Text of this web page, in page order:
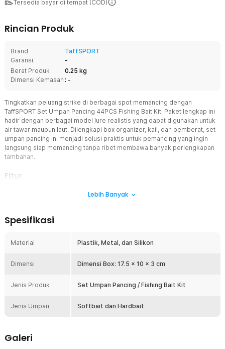
Tersedia bayar di tempat (COD)
Rincian Produk
Brand
TaffSPORT
Garansi
-
Berat Produk
0.25 kg
Dimensi Kemasan : -
Tingkatkan peluang strike di berbagai spot memancing dengan
TaffSPORT Set Umpan Pancing 44PCS Fishing Bait Kit. Paket lengkap ini
hadir dengan berbagai model lure realistis yang dapat digunakan untuk
air tawar maupun laut. Dilengkapi box organizer, kail, dan pemberat, set
umpan pancing ini menjadi solusi praktis untuk pemancing yang ingin
langsung siap memancing tanpa ribet membawa banyak perlengkapan
tambahan.
Fitur
11 Model Umpan Serbaguna
memilih umpan sesuai target ikan dan teknik memancing yang
cocok digunakan untuk memancing ikan predator kecil hingga
Desain 3D Realistis
bentuk tubuh, warna, mata, hingga gerakan ekor yang menyerupai
ikan asli. Efek visual ini membantu menarik perhatian ikan predator
dan plastik juga membuat gerakan lure terlihat lebih natural di
Tak perlu membeli aksesori tambahan karena set fishing bait kit ini
Lebih Banyak
Spesifikasi
Material Plastik, Metal, dan Silikon
Dimensi Dimensi Box: 17.5 x 10 x 3 cm
Jenis Produk Set Umpan Pancing / Fishing Bait Kit
Jenis Umpan Softbait dan Hardbait
Galeri